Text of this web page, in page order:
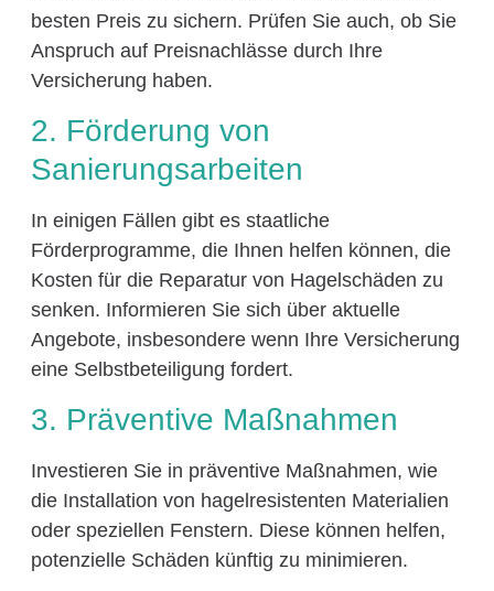
besten Preis zu sichern. Prüfen Sie auch, ob Sie
Anspruch auf Preisnachlässe durch Ihre
Versicherung haben.
2. Förderung von
Sanierungsarbeiten
In einigen Fällen gibt es staatliche
Förderprogramme, die Ihnen helfen können, die
Kosten für die Reparatur von Hagelschäden zu
senken. Informieren Sie sich über aktuelle
Angebote, insbesondere wenn Ihre Versicherung
eine Selbstbeteiligung fordert.
3. Präventive Maßnahmen
Investieren Sie in präventive Maßnahmen, wie
die Installation von hagelresistenten Materialien
oder speziellen Fenstern. Diese können helfen,
potenzielle Schäden künftig zu minimieren.